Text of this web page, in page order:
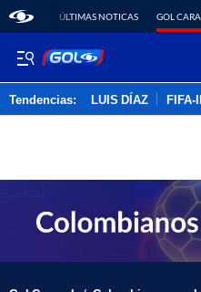
ÚLTIMAS NOTICAS GOL
Tendencias: LUIS DÍAZ FIFA-